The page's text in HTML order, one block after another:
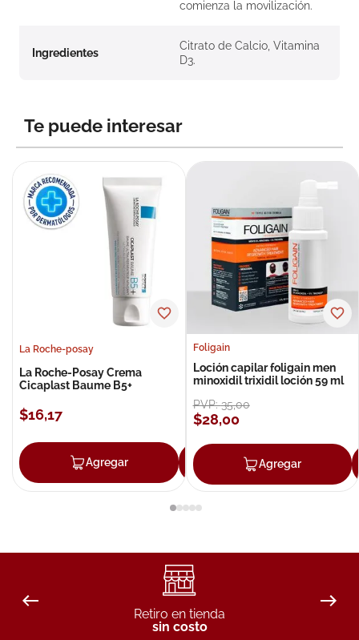
comienza la movilización.
Ingredientes
Citrato de Calcio, Vitamina
D3.
Te puede interesar
La Roche-posay
La Roche-Posay Crema
Cicaplast Baume B5+
$16,17
Agregar Agregar
Foligain
Loción capilar foligain men
minoxidil trixidil loción 59 ml
PVP:35,00
$28,00
Agregar
Retiro en tienda
sin costo